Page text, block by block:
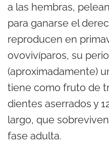
a las hembras,
para ganarse el
reproducen en
ovovivíparos, su
(aproximadamente)
tiene como fruto de
dientes aserrados y
largo, que
fase adulta.